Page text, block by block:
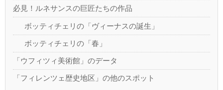
必見！ルネサンスの巨匠たちの作品
ボッティチェリの「ヴィーナスの誕生」
ボッティチェリの「春」
「ウフィツィ美術館」のデータ
「フィレンツェ歴史地区」の他のスポット